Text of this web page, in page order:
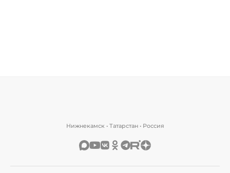
Нижнекамск • Татарстан • Россия